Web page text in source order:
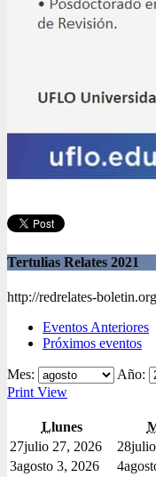
Tertulias Relates 2021
http://redrelates-
Eventos Anteriores
Próximos eventos
Mes:
Año:
Print View
Llunes
27julio 27, 2026 28
3agosto 3, 2026 4